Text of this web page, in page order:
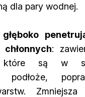
dla pary wodnej.
:
które są w
podłoże,